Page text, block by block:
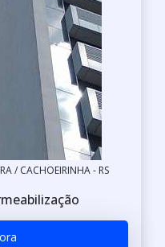
/ CACHOEIRINHA - RS